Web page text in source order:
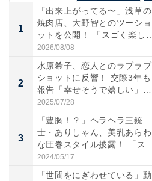
1
「出来上がってる〜」浅草の
焼肉店、大野智とのツーショ
ットを公開！ 「スゴく楽し
そ...
2026/08/08
2
水原希子、恋人とのラブラブ
ショットに反響！ 交際3年も
報告「幸せそうで嬉しい」
「...
2025/07/28
3
「豊胸！？」ヘラヘラ三銃
士・ありしゃん、美乳あらわ
な圧巻スタイル披露！ 「スタ
イ...
2024/05/17
「世間をにぎわせている」動